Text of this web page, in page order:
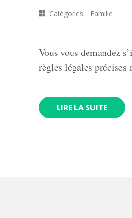
Catégories : Famille
Vous vous demandez
règles légales
LIRE LA SUITE